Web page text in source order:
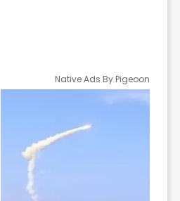
Native Ads By Pigeoon